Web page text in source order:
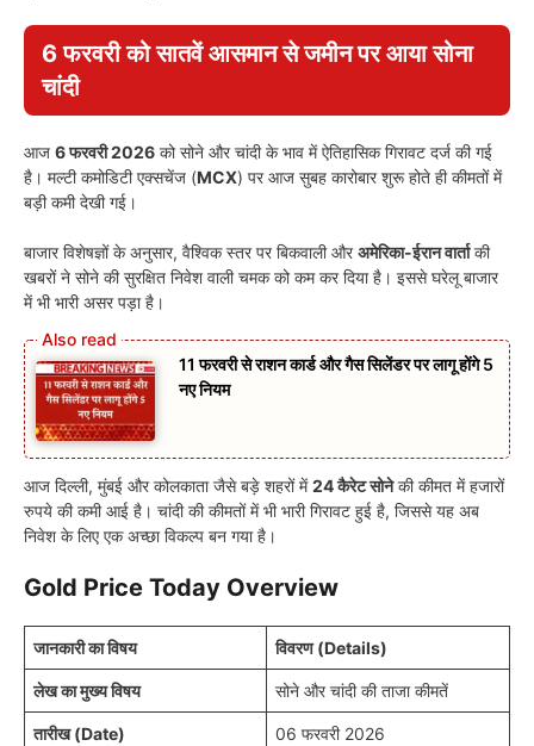
6 फरवरी को सातवें आसमान से जमीन पर आया सोना
चांदी
आज 6 फरवरी 2026 को सोने और चांदी के भाव में ऐतिहासिक गिरावट दर्ज की गई
है। मल्टी कमोडिटी एक्सचेंज (MCX) पर आज सुबह कारोबार शुरू होते ही कीमतों में
बड़ी कमी देखी गई।
बाजार विशेषज्ञों के अनुसार, वैश्विक स्तर पर बिकवाली औरअमेरिका-ईरान वार्ताकी
खबरों ने सोने की सुरक्षित निवेश वाली चमक को कम कर दिया है। इससे घरेलू बाजार
में भी भारी असर पड़ा है।
11 फरवरी से राशन कार्ड और गैस सिलेंडर पर लागू होंगे 5
नए नियम
आज दिल्ली, मुंबई और कोलकाता जैसे बड़े शहरों में24 कैरेट सोनेकी कीमत में हजारों
रुपये की कमी आई है। चांदी की कीमतों में भी भारी गिरावट हुई है, जिससे यह अब
निवेश के लिए एक अच्छा विकल्प बन गया है।
Gold Price Today Overview
जानकारी का विषय विवरण (Details)
लेख का मुख्य विषय सोने और चांदी की ताजा कीमतें
तारीख (Date) 06 फरवरी 2026